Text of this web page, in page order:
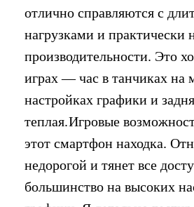
отлично справляются с
нагрузками и практически
производительности. Это
играх — час в танчиках на
настройках графики и
теплая.Игровые
этот смартфон находка.
недорогой и тянет все
большинство на высоких